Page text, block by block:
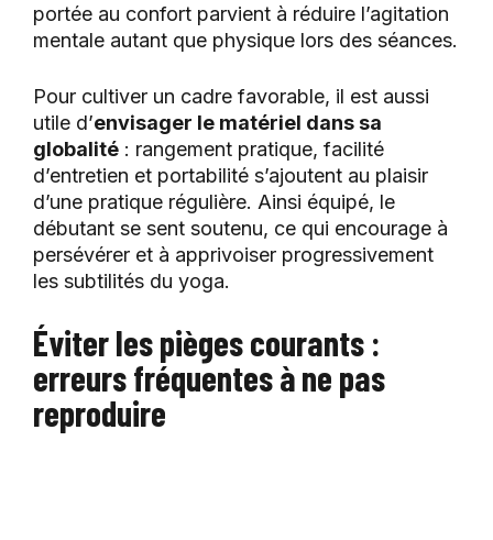
portée au confort parvient à réduire l’agitation
mentale autant que physique lors des séances.
Pour cultiver un cadre favorable, il est aussi
utile d’envisager le matériel dans sa
globalité : rangement pratique, facilité
d’entretien et portabilité s’ajoutent au plaisir
d’une pratique régulière. Ainsi équipé, le
débutant se sent soutenu, ce qui encourage à
persévérer et à apprivoiser progressivement
les subtilités du yoga.
Éviter les pièges courants :
erreurs fréquentes à ne pas
reproduire